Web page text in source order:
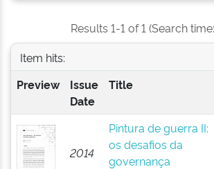
Results 1-1 of 1 (Search
Item hits:
Preview
Issue
Date
Title
2014
Pintura de guerra II:
os desafios da
governança